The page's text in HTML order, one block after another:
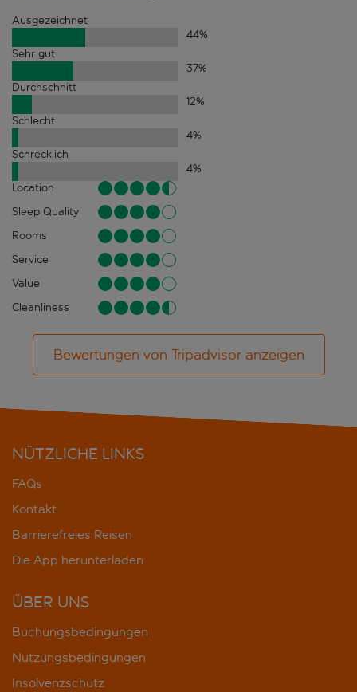
Ausgezeichnet
44%
Sehr gut
37%
Durchschnitt
12%
Schlecht
4%
Schrecklich
4%
Location
Sleep Quality
Rooms
Service
Value
Cleanliness
Bewertungen von Tripadvisor anzeigen
NÜTZLICHE LINKS
FAQs
Kontakt
Barrierefreies Reisen
Die App herunterladen
ÜBER UNS
Buchungsbedingungen
Nutzungsbedingungen
Insolvenzschutz